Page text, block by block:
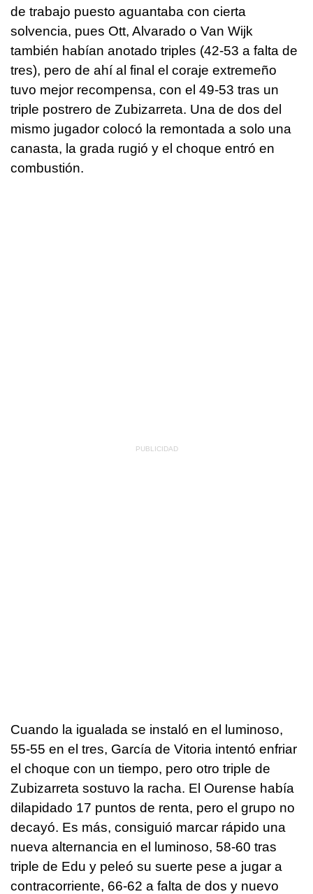
de trabajo puesto aguantaba con cierta
solvencia, pues Ott, Alvarado o Van Wijk
también habían anotado triples (42-53 a falta de
tres), pero de ahí al final el coraje extremeño
tuvo mejor recompensa, con el 49-53 tras un
triple postrero de Zubizarreta. Una de dos del
mismo jugador colocó la remontada a solo una
canasta, la grada rugió y el choque entró en
combustión.
Cuando la igualada se instaló en el luminoso,
55-55 en el tres, García de Vitoria intentó enfriar
el choque con un tiempo, pero otro triple de
Zubizarreta sostuvo la racha. El Ourense había
dilapidado 17 puntos de renta, pero el grupo no
decayó. Es más, consiguió marcar rápido una
nueva alternancia en el luminoso, 58-60 tras
triple de Edu y peleó su suerte pese a jugar a
contracorriente, 66-62 a falta de dos y nuevo